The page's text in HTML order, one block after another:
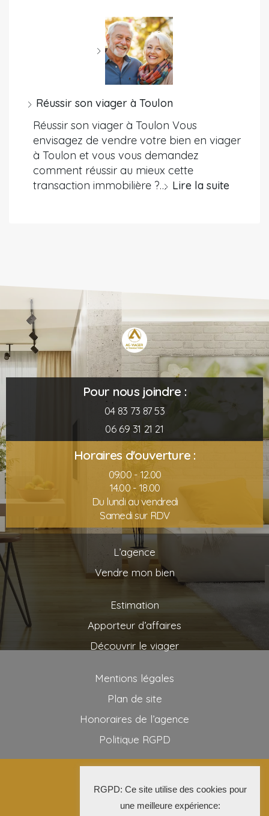
Réussir son viager à Toulon
Réussir son viager à Toulon Vous
envisagez de vendre votre bien en viager
à Toulon et vous vous demandez
comment réussir au mieux cette
transaction immobilière ?… Lire la suite
Pour nous joindre :
04 83 73 87 53
06 69 31 21 21
Horaires d'ouverture :
09.00 - 12.00
14.00 - 18.00
Du lundi au vendredi
Samedi sur RDV
L’agence
Vendre mon bien
Estimation
Apporteur d’affaires
Découvrir le viager
Mentions légales
Plan de site
Honoraires de l’agence
Politique RGPD
La Solution Immo
RGPD: Ce site utilise des cookies pour
une meilleure expérience: